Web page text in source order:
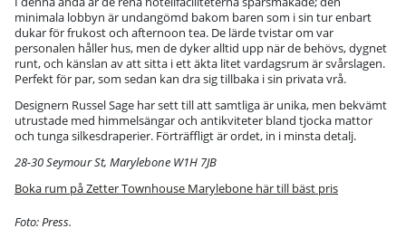
minimala lobbyn är undangömd bakom baren som i sin tur enbart
dukar för frukost och afternoon tea. De lärde tvistar om var
personalen håller hus, men de dyker alltid upp när de behövs, dygnet
runt, och känslan av att sitta i ett äkta litet vardagsrum är svårslagen.
Perfekt för par, som sedan kan dra sig tillbaka i sin privata vrå.
Designern Russel Sage har sett till att samtliga är unika, men bekvämt
utrustade med himmelsängar och antikviteter bland tjocka mattor
och tunga silkesdraperier. Förträffligt är ordet, in i minsta detalj.
28-30 Seymour St, Marylebone W1H 7JB
Boka rum på Zetter Townhouse Marylebone här till bäst pris
Foto: Press.